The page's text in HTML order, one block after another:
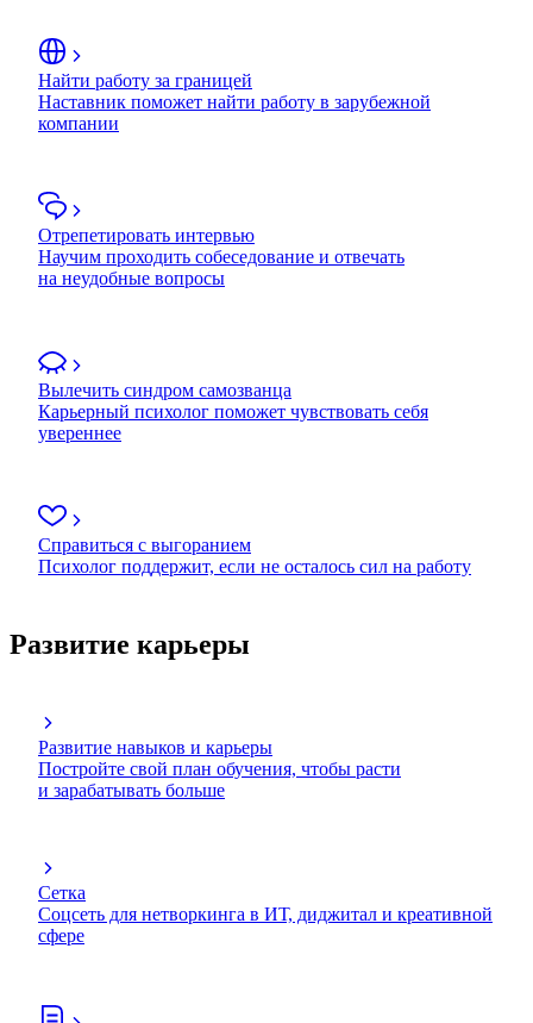
Найти работу за границей
Наставник поможет найти работу в зарубежной
компании
Отрепетировать интервью
Научим проходить собеседование и отвечать
на неудобные вопросы
Вылечить синдром самозванца
Карьерный психолог поможет чувствовать себя
увереннее
Справиться с выгоранием
Психолог поддержит, если не осталось сил на работу
Развитие карьеры
Развитие навыков и карьеры
Постройте свой план обучения, чтобы расти
и зарабатывать больше
Сетка
Соцсеть для нетворкинга в ИТ, диджитал и креативной
сфере